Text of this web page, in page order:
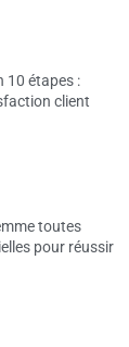
10 étapes :
client
toutes
pour réussir